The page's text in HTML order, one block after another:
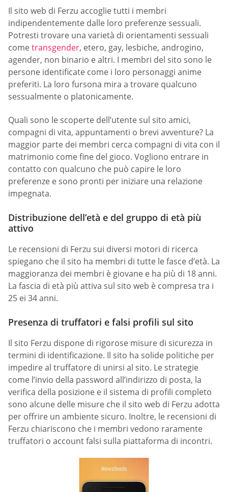
Il sito web di Ferzu accoglie tutti i membri
indipendentemente dalle loro preferenze sessuali.
Potresti trovare una varietà di orientamenti sessuali
cometransgender, etero, gay, lesbiche, androgino,
agender, non binario e altri. I membri del sito sono le
persone identificate come i loro personaggi anime
preferiti. La loro fursona mira a trovare qualcuno
sessualmente o platonicamente.
Quali sono le scoperte dell’utente sul sito amici,
compagni di vita, appuntamenti o brevi avventure? La
maggior parte dei membri cerca compagni di vita con il
matrimonio come fine del gioco. Vogliono entrare in
contatto con qualcuno che può capire le loro
preferenze e sono pronti per iniziare una relazione
impegnata.
Distribuzione dell’età e del gruppo di età più
attivo
Le recensioni di Ferzu sui diversi motori di ricerca
spiegano che il sito ha membri di tutte le fasce d’età. La
maggioranza dei membri è giovane e ha più di 18 anni.
La fascia di età più attiva sul sito web è compresa tra i
25 ei 34 anni.
Presenza di truffatori e falsi profili sul sito
Il sito Ferzu dispone di rigorose misure di sicurezza in
termini di identificazione. Il sito ha solide politiche per
impedire al truffatore di unirsi al sito. Le strategie
come l’invio della password all’indirizzo di posta, la
verifica della posizione e il sistema di profili completo
sono alcune delle misure che il sito web di Ferzu adotta
per offrire un ambiente sicuro. Inoltre, le recensioni di
Ferzu chiariscono che i membri vedono raramente
truffatori o account falsi sulla piattaforma di incontri.